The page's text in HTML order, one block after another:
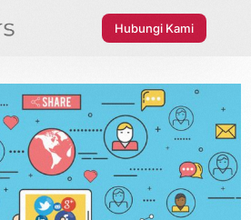
Hubungi Kami